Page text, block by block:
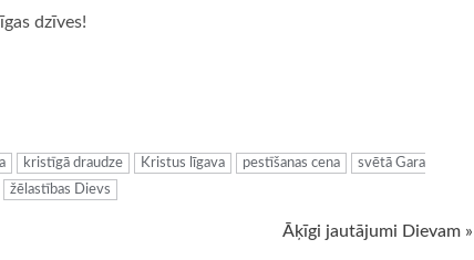
dzīves!
kristīgā draudze Kristus līgava pestīšanas cena
svētā Gara
žēlastības Dievs
Āķīgi jautājumi Dievam »